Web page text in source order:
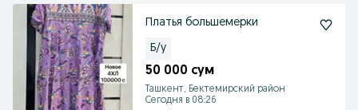
Платья большемерки
Б/у
50 000 сум
Ташкент, Бектемирский район
Сегодня в 08:26